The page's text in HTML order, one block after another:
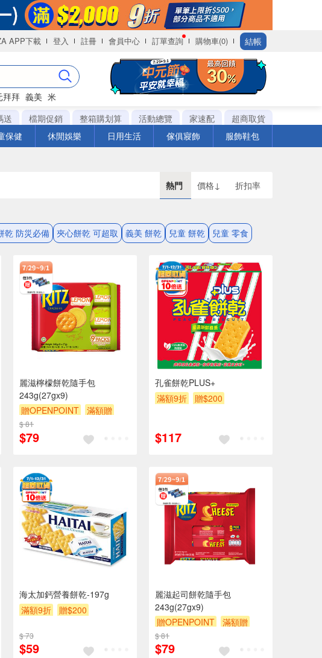
APP下載 登入 註冊 會員中心 訂單查詢 購物車(0) 結帳
拜拜 義美 米
送 檔期促銷 整箱購划算 活動總覽 家速配
超商取貨
保健 休閒娛樂 日用生活 傢俱寢飾 服飾鞋包
熱門 價格↓ 折扣率
乾 防災必備 夾心餅乾 可超取 義美 餅乾 兒童 餅乾 兒童 零食
麗滋檸檬餅乾隨手包
243g(27gx9)
贈OPENPOINT
滿額贈
滿額9折
$ 81
$79
孔雀餅乾PLUS+
滿額9折
贈$200
$117
海太加鈣營養餅乾-197g
滿額9折
贈$200
$ 73
$59
麗滋起司餅乾隨手包
243g(27gx9)
贈OPENPOINT
滿額贈
滿額9折
$ 81
$79